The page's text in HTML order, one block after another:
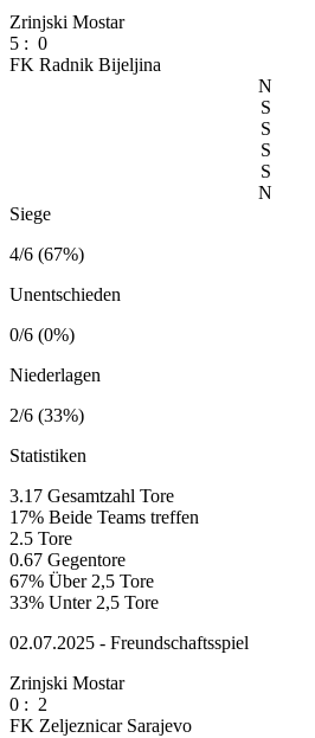
Zrinjski Mostar
5 : 0
FK Radnik Bijeljina
N
S
S
S
S
N
Siege
4/6 (67%)
Unentschieden
0/6 (0%)
Niederlagen
2/6 (33%)
Statistiken
3.17 Gesamtzahl Tore
17% Beide Teams treffen
2.5 Tore
0.67 Gegentore
67% Über 2,5 Tore
33% Unter 2,5 Tore
02.07.2025 - Freundschaftsspiel
Zrinjski Mostar
0 : 2
FK Zeljeznicar Sarajevo